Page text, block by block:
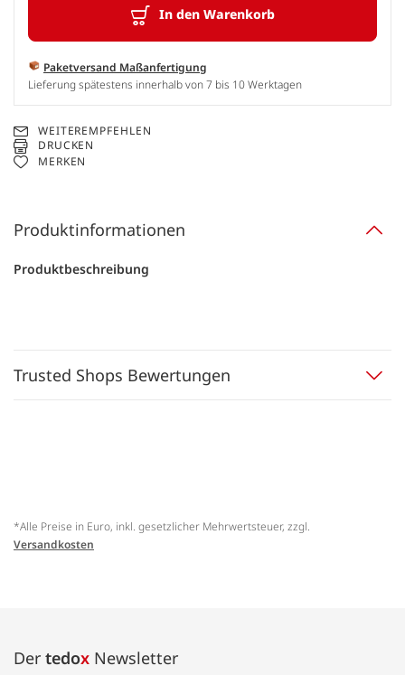
In den Warenkorb
Paketversand Maßanfertigung
Lieferung spätestens innerhalb von 7 bis 10 Werktagen
WEITEREMPFEHLEN
DRUCKEN
MERKEN
Produktinformationen
Produktbeschreibung
Trusted Shops Bewertungen
*Alle Preise in Euro, inkl. gesetzlicher Mehrwertsteuer, zzgl.
Versandkosten
Der tedox Newsletter